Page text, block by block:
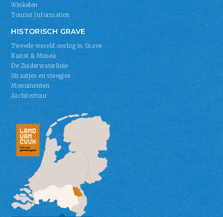
Winkelen
Tourist Information
HISTORISCH GRAVE
Tweede wereld oorlog in Grave
Kunst & Musea
De Zuiderwaterlinie
Straatjes en steegjes
Monumenten
Architectuur